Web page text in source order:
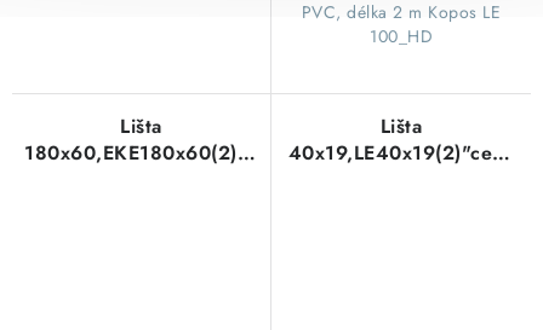
PVC, délka 2 m Kopos LE
100_HD
Lišta
180x60,EKE180x60(2)"cena
Lišta
40x19,LE40x19(2)"cena